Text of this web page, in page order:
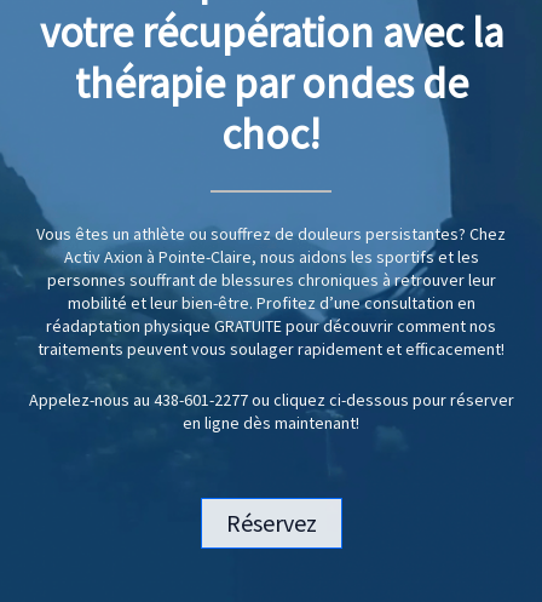
votre récupération avec la
thérapie par ondes de
choc!
Vous êtes un athlète ou souffrez de douleurs persistantes? Chez
Activ Axion à Pointe-Claire, nous aidons les sportifs et les
personnes souffrant de blessures chroniques à retrouver leur
mobilité et leur bien-être. Profitez d’une consultation en
réadaptation physique GRATUITE pour découvrir comment nos
traitements peuvent vous soulager rapidement et efficacement!
Appelez-nous au 438-601-2277 ou cliquez ci-dessous pour réserver
en ligne dès maintenant!
Réservez